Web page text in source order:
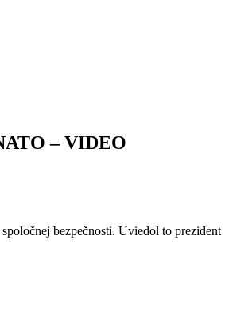
– VIDEO
bezpečnosti. Uviedol to prezident